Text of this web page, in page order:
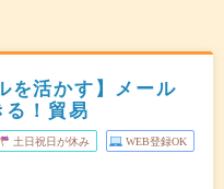
を活かす】メール
！貿易
土日祝日が休み WEB登録OK